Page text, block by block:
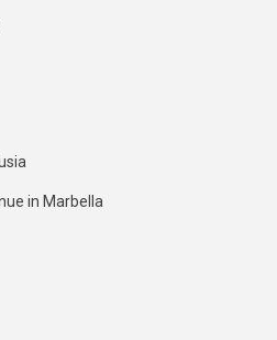
in Marbella